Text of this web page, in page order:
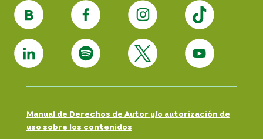
Manual de Derechos de Autor y/o autorización de
uso sobre los contenidos